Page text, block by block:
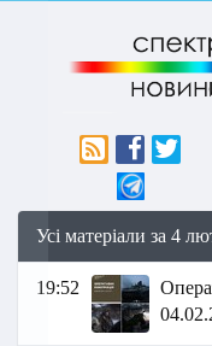
Усі матеріали за 4
19:52